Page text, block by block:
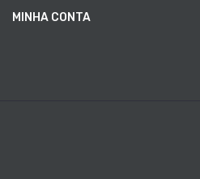
MINHA CONTA